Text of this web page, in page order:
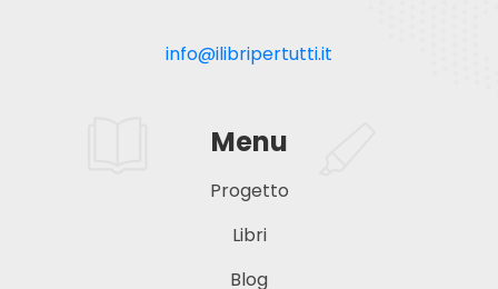
info@ilibripertutti.it
Menu
Progetto
Libri
Blog